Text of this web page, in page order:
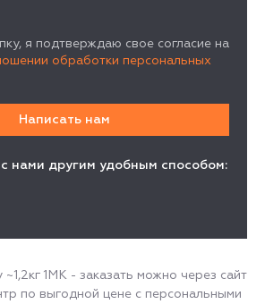
я подтверждаю свое согласие на
обработки персональных
нами другим удобным способом:
1МК - заказать можно через сайт
по выгодной цене с персональными